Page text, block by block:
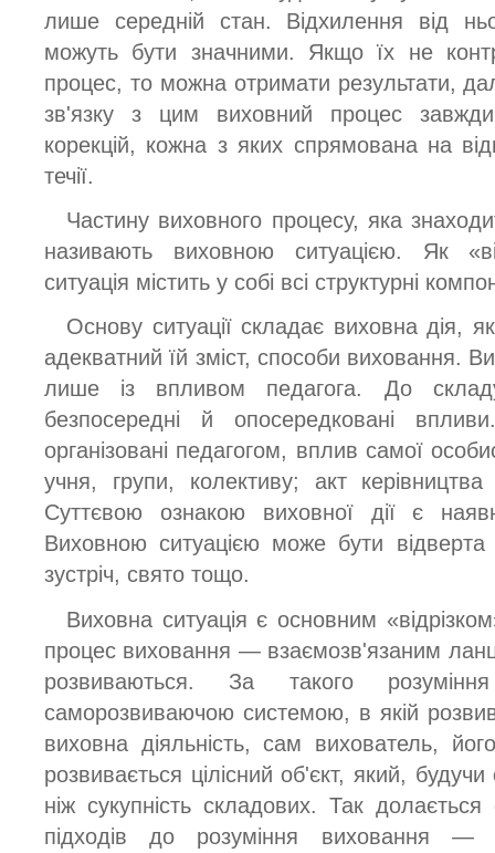
лише середній стан. Відхилення від
можуть бути значними. Якщо їх не
процес, то можна отримати результати,
зв'язку з цим виховний процес завжди
корекцій, кожна з яких спрямована на
течії.
Частину виховного процесу, яка
називають виховною ситуацією. Як
ситуація містить у собі всі структурні
Основу ситуації складає виховна дія,
адекватний їй зміст, способи виховання.
лише із впливом педагога. До
безпосередні й опосередковані
організовані педагогом, вплив самої
учня, групи, колективу; акт
Суттєвою ознакою виховної дії є
Виховною ситуацією може бути
зустріч, свято тощо.
Виховна ситуація є основним
процес виховання — взаємозв'язаним
розвиваються. За такого
саморозвиваючою системою, в якій
виховна діяльність, сам вихователь,
розвивається цілісний об'єкт, який,
ніж сукупність складових. Так долається
підходів до розуміння виховання —